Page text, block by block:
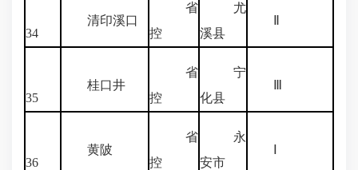
34
清印溪口
省
控
尤
溪县
35
桂口井
省
控
宁
化县
36
黄陂
省
控
永
安市